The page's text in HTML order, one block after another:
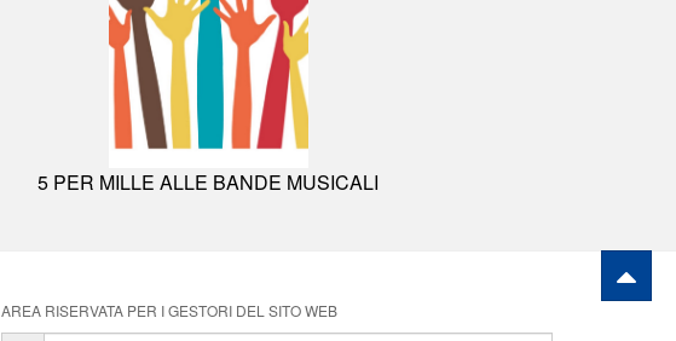
5 PER MILLE ALLE BANDE MUSICALI
AREA RISERVATA PER I GESTORI DEL SITO WEB